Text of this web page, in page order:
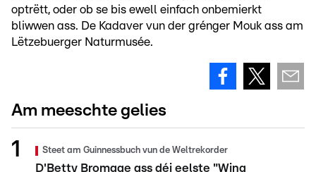
optrëtt, oder ob se bis ewell einfach onbemierkt
bliwwen ass. De Kadaver vun der grénger Mouk ass am
Lëtzebuerger Naturmusée.
Am meeschte gelies
Steet am Guinnessbuch vun de Weltrekorder
D'Betty Bromage ass déi eelste "Wing